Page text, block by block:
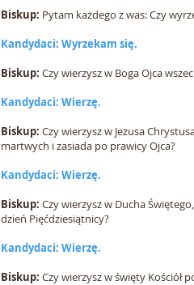
Biskup: Pytam każdego z was: Czy
Kandydaci: Wyrzekam się.
Biskup: Czy wierzysz w Boga Ojca
Kandydaci: Wierzę.
Biskup: Czy wierzysz w Jezusa
martwych i zasiada po prawicy Ojca?
Kandydaci: Wierzę.
Biskup: Czy wierzysz w Ducha
dzień Pięćdziesiątnicy?
Kandydaci: Wierzę.
Biskup: Czy wierzysz w święty Kościół